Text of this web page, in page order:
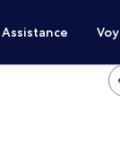
Assistance